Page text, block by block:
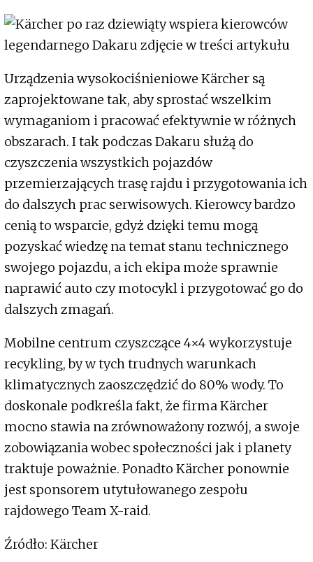
Urządzenia wysokociśnieniowe Kärcher są
zaprojektowane tak, aby sprostać wszelkim
wymaganiom i pracować efektywnie w różnych
obszarach. I tak podczas Dakaru służą do
czyszczenia wszystkich pojazdów
przemierzających trasę rajdu i przygotowania ich
do dalszych prac serwisowych. Kierowcy bardzo
cenią to wsparcie, gdyż dzięki temu mogą
pozyskać wiedzę na temat stanu technicznego
swojego pojazdu, a ich ekipa może sprawnie
naprawić auto czy motocykl i przygotować go do
dalszych zmagań.
Mobilne centrum czyszczące 4×4 wykorzystuje
recykling, by w tych trudnych warunkach
klimatycznych zaoszczędzić do 80% wody. To
doskonale podkreśla fakt, że firma Kärcher
mocno stawia na zrównoważony rozwój, a swoje
zobowiązania wobec społeczności jak i planety
traktuje poważnie. Ponadto Kärcher ponownie
jest sponsorem utytułowanego zespołu
rajdowego Team X-raid.
Źródło: Kärcher